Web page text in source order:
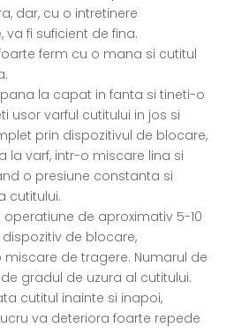
dar, cu o intretinere
fi suficient de fina.
ferm cu o mana si cutitul
la capat in fanta si tineti-o
usor varful cutitului in jos si
prin dispozitivul de blocare,
la varf, intr-o miscare lina si
o presiune constanta si
cutitului.
de aproximativ 5-10
de blocare,
de tragere. Numarul de
gradul de uzura al cutitului.
cutitul inainte si inapoi,
va deteriora foarte repede